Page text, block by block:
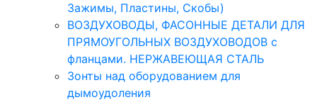
Зажимы, Пластины, Скобы)
ВОЗДУХОВОДЫ, ФАСОННЫЕ ДЕТАЛИ ДЛЯ
ПРЯМОУГОЛЬНЫХ ВОЗДУХОВОДОВ с
фланцами. НЕРЖАВЕЮЩАЯ СТАЛЬ
Зонты над оборудованием для
дымоудоления